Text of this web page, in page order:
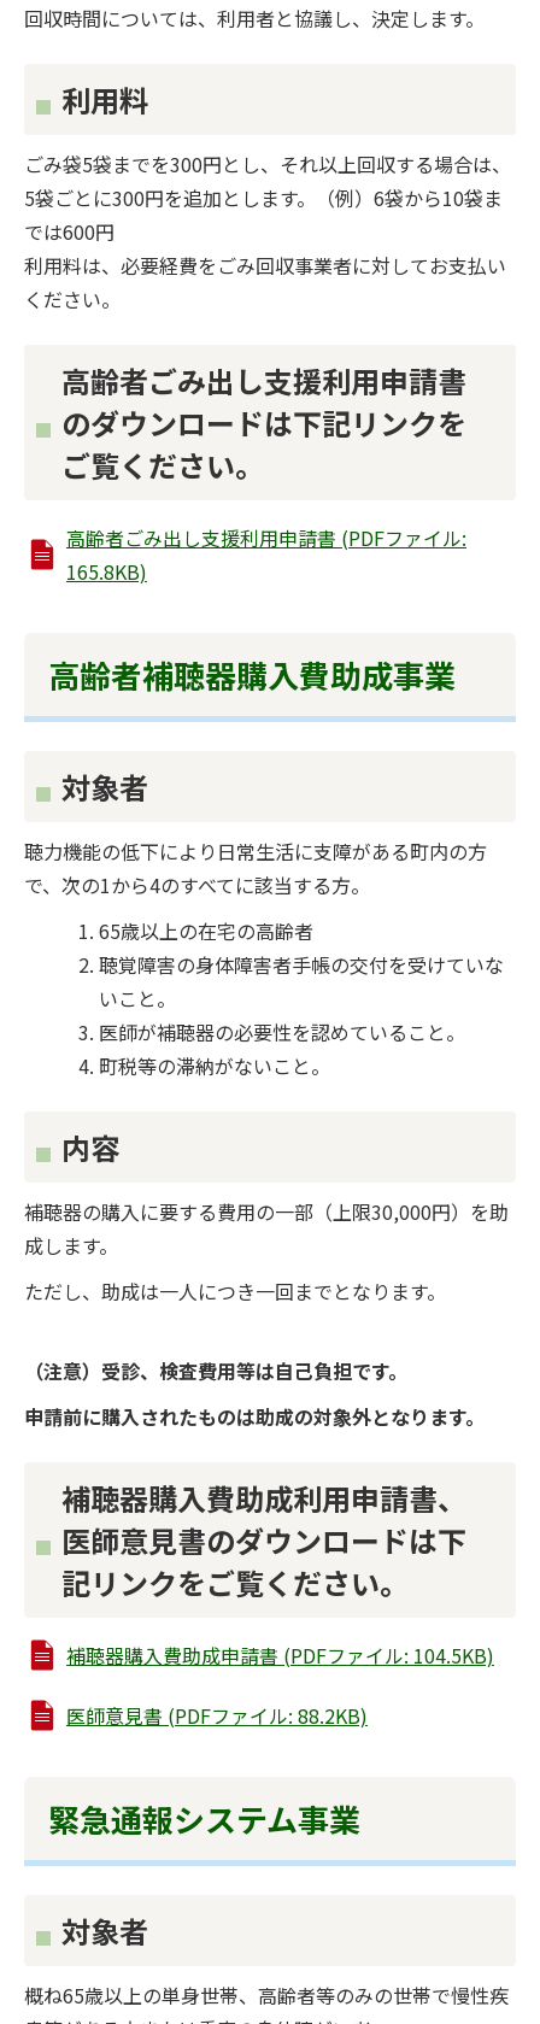
回収時間については、利用者と協議し、決定します。
利用料
ごみ袋5袋までを300円とし、それ以上回収する場合は、
5袋ごとに300円を追加とします。（例）6袋から10袋ま
では600円
利用料は、必要経費をごみ回収事業者に対してお支払い
ください。
高齢者ごみ出し支援利用申請書
のダウンロードは下記リンクを
ご覧ください。
高齢者ごみ出し支援利用申請書 (PDFファイル:
165.8KB)
高齢者補聴器購入費助成事業
対象者
聴力機能の低下により日常生活に支障がある町内の方
で、次の1から4のすべてに該当する方。
65歳以上の在宅の高齢者
聴覚障害の身体障害者手帳の交付を受けていな
いこと。
医師が補聴器の必要性を認めていること。
町税等の滞納がないこと。
内容
補聴器の購入に要する費用の一部（上限30,000円）を助
成します。
ただし、助成は一人につき一回までとなります。
（注意）受診、検査費用等は自己負担です。
申請前に購入されたものは助成の対象外となります。
補聴器購入費助成利用申請書、
医師意見書のダウンロードは下
記リンクをご覧ください。
補聴器購入費助成申請書 (PDFファイル: 104.5KB)
医師意見書 (PDFファイル: 88.2KB)
緊急通報システム事業
対象者
概ね65歳以上の単身世帯、高齢者等のみの世帯で慢性疾